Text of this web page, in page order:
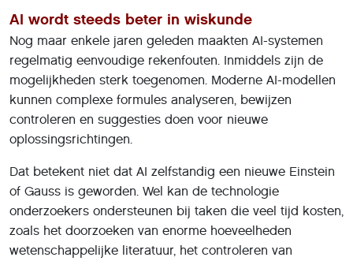
AI wordt steeds beter in wiskunde
Nog maar enkele jaren geleden maakten AI-systemen
regelmatig eenvoudige rekenfouten. Inmiddels zijn de
mogelijkheden sterk toegenomen. Moderne AI-modellen
kunnen complexe formules analyseren, bewijzen
controleren en suggesties doen voor nieuwe
oplossingsrichtingen.
Dat betekent niet dat AI zelfstandig een nieuwe Einstein
of Gauss is geworden. Wel kan de technologie
onderzoekers ondersteunen bij taken die veel tijd kosten,
zoals het doorzoeken van enorme hoeveelheden
wetenschappelijke literatuur, het controleren van